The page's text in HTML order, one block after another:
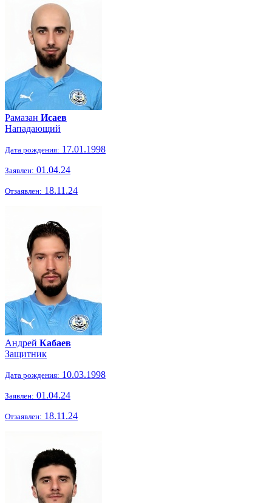
Рамазан Исаев
Нападающий
Дата рождения: 17.01.1998
Заявлен: 01.04.24
Отзаявлен: 18.11.24
Андрей Кабаев
Защитник
Дата рождения: 10.03.1998
Заявлен: 01.04.24
Отзаявлен: 18.11.24